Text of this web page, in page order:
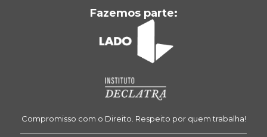
Fazemos parte:
Compromisso com o Direito. Respeito por quem trabalha!